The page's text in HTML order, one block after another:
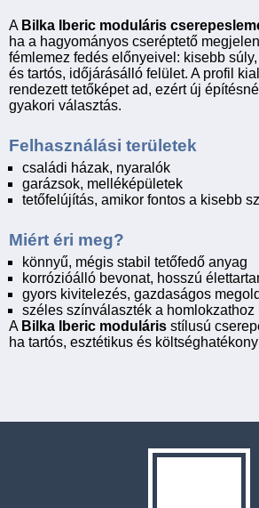
A Bilka Iberic moduláris
ha a hagyományos cseréptető
fémlemez fedés előnyeivel: kisebb
és tartós, időjárásálló felület. A profil
rendezett tetőképet ad, ezért új
gyakori választás.
Felhasználási területek
családi házak, nyaralók
garázsok, melléképületek
tetőfelújítás, amikor fontos a kisebb
Miért éri meg?
könnyű, mégis stabil tetőfedő anyag
korrózióálló bevonat, hosszú
gyors kivitelezés, gazdaságos
széles színválaszték a homlokzathoz
A Bilka Iberic moduláris stílusú
ha tartós, esztétikus és